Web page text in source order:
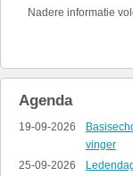
Nadere informatie
Agenda
19-09-2026
vinger
25-09-2026